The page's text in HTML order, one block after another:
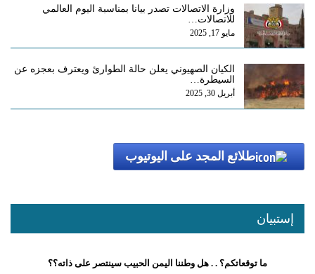
وزارة الاتصالات تصدر بيانا بمناسبة اليوم العالمي
للاتصالات…
مايو 17, 2025
الكيان الصهيوني يعلن حالة الطوارئ ويعترف بعجزه عن
السيطرة…
أبريل 30, 2025
طلائع المجد على اليوتيوب
إستبيان
ما توقعاتكم؟ . . هل وطننا اليمن الحبيب سينتصر على ذاته؟؟